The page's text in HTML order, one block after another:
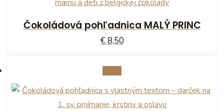
Čokoládová pohľadnica MALÝ PRINC
€ 8,50